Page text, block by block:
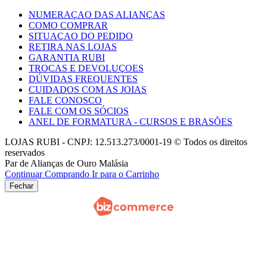
NUMERAÇAO DAS ALIANÇAS
COMO COMPRAR
SITUAÇAO DO PEDIDO
RETIRA NAS LOJAS
GARANTIA RUBI
TROCAS E DEVOLUÇOES
DÚVIDAS FREQUENTES
CUIDADOS COM AS JOIAS
FALE CONOSCO
FALE COM OS SÓCIOS
ANEL DE FORMATURA - CURSOS E BRASÕES
LOJAS RUBI - CNPJ: 12.513.273/0001-19 © Todos os direitos
reservados
Par de Alianças de Ouro Malásia
Continuar Comprando Ir para o Carrinho
Fechar